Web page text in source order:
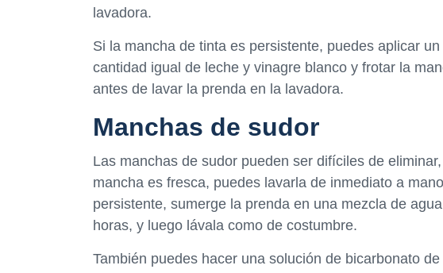
lavadora.
Si la mancha de tinta es persistente, puedes aplicar
cantidad igual de leche y vinagre blanco y frotar la
antes de lavar la prenda en la lavadora.
Manchas de sudor
Las manchas de sudor pueden ser difíciles de
mancha es fresca, puedes lavarla de inmediato a
persistente, sumerge la prenda en una mezcla de
horas, y luego lávala como de costumbre.
También puedes hacer una solución de bicarbonato